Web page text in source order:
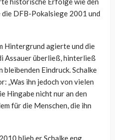
DFB-Pokalsiege 2001 und
Hintergrund agierte und die
Assauer überließ, hinterließ
bleibenden Eindruck. Schalke
„Was ihn jedoch von vielen
Hingabe nicht nur an den
für die Menschen, die ihn
blieb er Schalke eng